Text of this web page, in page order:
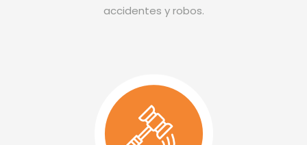
accidentes y robos.